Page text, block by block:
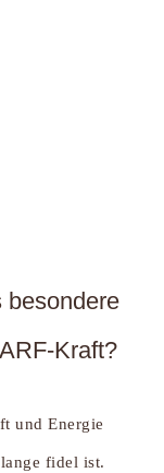
besondere
Kraft?
und Energie
fidel ist.